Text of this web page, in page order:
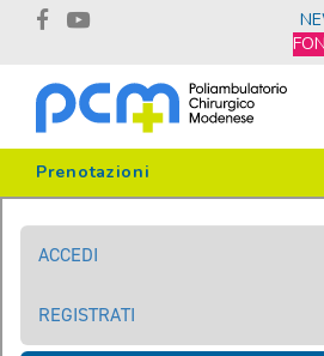
Prenotazioni